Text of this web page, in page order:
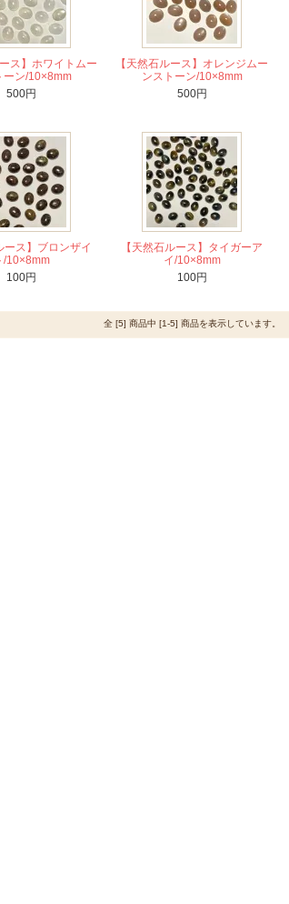
ス】ホワイトムー
ーン/10×8mm
500円
【天然石ルース】オレンジムー
ンストーン/10×8mm
500円
ース】ブロンザイ
/10×8mm
100円
【天然石ルース】タイガーア
イ/10×8mm
100円
全 [5] 商品中 [1-5] 商品を表示しています。